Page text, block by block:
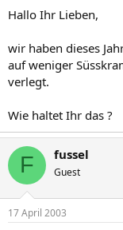
m
Hallo Ihr Lieben,
wir haben dieses
auf weniger
verlegt.
Wie haltet Ihr das ?
F fussel
Guest
17 April 2003